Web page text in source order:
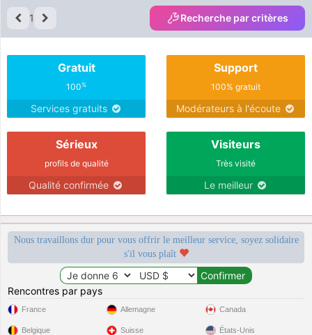
1 Recherche par critères
Gratuit
100%
Services gratuits
Support
100% gratuit
Modérateurs à l'écoute
Sérieux
profils de qualité
Qualité confirmée
Visiteurs
Très visité
Le meilleur
Nous travaillons dur pour vous offrir le meilleur service, soyez solidaire
s'il vous plaît
Rencontres par pays
France
Belgique
Allemagne
Suisse
Canada
États-Unis